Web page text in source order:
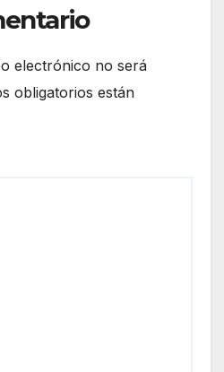
electrónico no será
obligatorios están